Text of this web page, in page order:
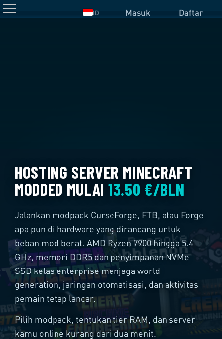
ID Masuk Daftar
HOSTING SERVER MINECRAFT
MODDED MULAI 13.50 €/BLN
Jalankan modpack CurseForge, FTB, atau Forge
apa pun di hardware yang dirancang untuk
beban mod berat. AMD Ryzen 7900hingga 5.4
GHz, memoriDDR5dan penyimpananNVMe
SSDkelas enterprise menjaga world
generation, jaringan otomatisasi, dan aktivitas
pemain tetap lancar.
Pilih modpack, tentukan tier RAM, dan server
kamu online kurang dari dua menit.